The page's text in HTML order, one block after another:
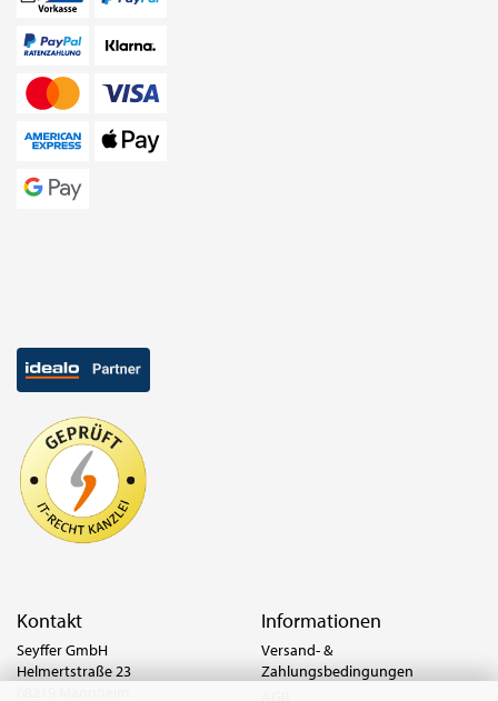
Kontakt
Seyffer GmbH
Helmertstraße 23
Informationen
Versand- &
Zahlungsbedingungen